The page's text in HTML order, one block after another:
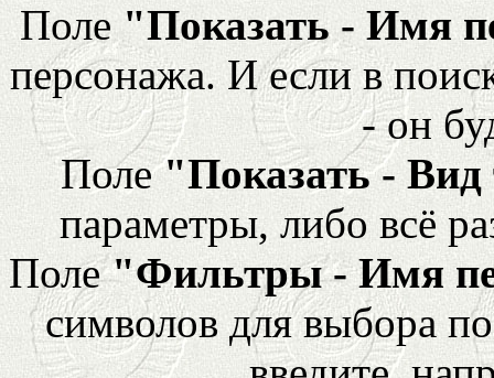
Поле "Показать - Имя
персонажа. И если в
- он
Поле"Показать -
параметры, либо всё
Поле"Фильтры - Имя
символов для выбора